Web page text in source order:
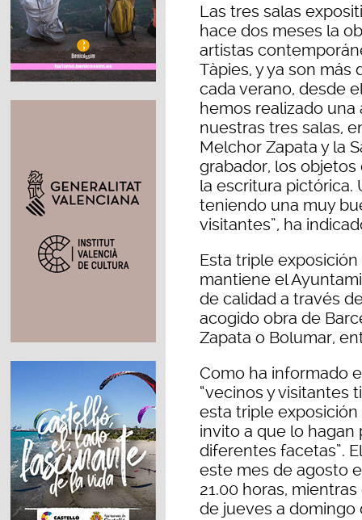
Las tres salas
hace dos meses la
artistas
Tàpies, y ya son más
cada verano, desde
hemos realizado
nuestras tres salas,
Melchor Zapata y la
grabador, los
la escritura pictórica.
teniendo una muy
visitantes”, ha
Esta triple
mantiene el
de calidad a través
acogido obra de
Zapata o Bolumar,
Como ha informado
“vecinos y visitantes
esta triple
invito a que lo hagan
diferentes facetas”.
este mes de agosto
21.00 horas,
de jueves a domingo